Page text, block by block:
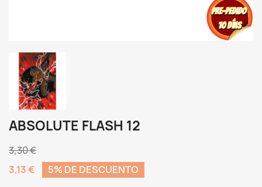
ABSOLUTE FLASH 12
3,30 €
3,13 €
5% DE DESCUENTO